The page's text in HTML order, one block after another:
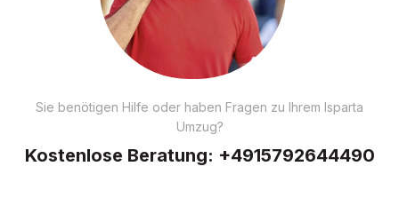
Sie benötigen Hilfe oder haben Fragen zu Ihrem Isparta
Umzug?
Kostenlose Beratung: +4915792644490